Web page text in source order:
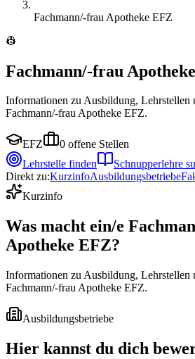
Fachmann/-frau Apotheke EFZ
👷
Fachmann/-frau
Informationen zu Ausbildung,
Fachmann/-frau Apotheke EFZ.
EFZ 0 offene Stellen
Lehrstelle finden
Schnupperlehre
Direkt zu:KurzinfoAusbildungsbetriebe
Kurzinfo
Was macht ein/e
Apotheke EFZ?
Informationen zu Ausbildung,
Fachmann/-frau Apotheke EFZ.
Ausbildungsbetriebe
Hier kannst du dich